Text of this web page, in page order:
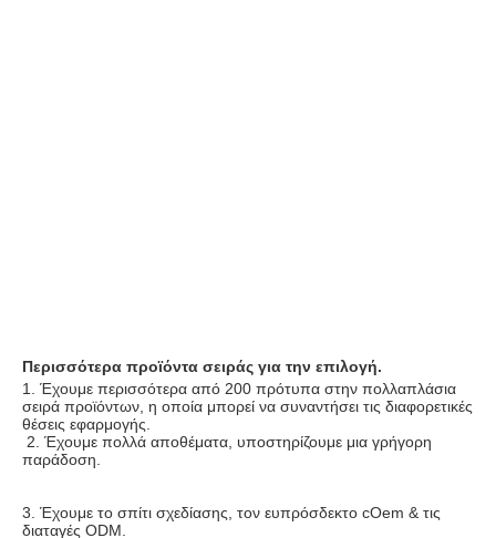
Περισσότερα προϊόντα σειράς για την επιλογή.
1. Έχουμε περισσότερα από 200 πρότυπα στην πολλαπλάσια
σειρά προϊόντων, η οποία μπορεί να συναντήσει τις διαφορετικές
θέσεις εφαρμογής.
2. Έχουμε πολλά αποθέματα, υποστηρίζουμε μια γρήγορη
παράδοση.
3. Έχουμε το σπίτι σχεδίασης, τον ευπρόσδεκτο cOem & τις
διαταγές ODM.